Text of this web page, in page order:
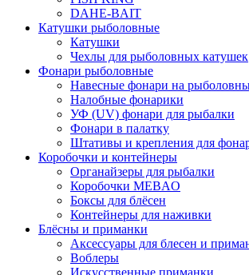
DAHE-BAIT
Катушки рыболовные
Катушки
Чехлы для рыболовных катушек
Фонари рыболовные
Навесные фонари на
Налобные фонарики
УФ (UV) фонари для рыбалки
Фонари в палатку
Штативы и крепления для
Коробочки и контейнеры
Органайзеры для рыбалки
Коробочки MEBAO
Боксы для блёсен
Контейнеры для наживки
Блёсны и приманки
Аксессуары для блесен и
Воблеры